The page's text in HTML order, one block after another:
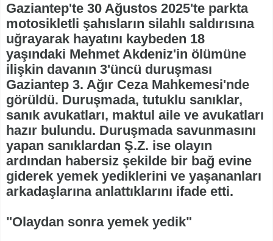
Gaziantep'te 30 Ağustos 2025'te parkta
motosikletli şahısların silahlı saldırısına
uğrayarak hayatını kaybeden 18
yaşındaki Mehmet Akdeniz'in ölümüne
ilişkin davanın 3'üncü duruşması
Gaziantep 3. Ağır Ceza Mahkemesi'nde
görüldü. Duruşmada, tutuklu sanıklar,
sanık avukatları, maktul aile ve avukatları
hazır bulundu. Duruşmada savunmasını
yapan sanıklardan Ş.Z. ise olayın
ardından habersiz şekilde bir bağ evine
giderek yemek yediklerini ve yaşananları
arkadaşlarına anlattıklarını ifade etti.
"Olaydan sonra yemek yedik"